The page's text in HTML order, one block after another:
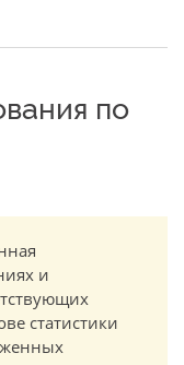
по
и
статистики